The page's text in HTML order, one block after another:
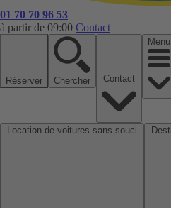
01 70 70 96 53
à partir de 09:00 Contact
Réserver Chercher
Menu